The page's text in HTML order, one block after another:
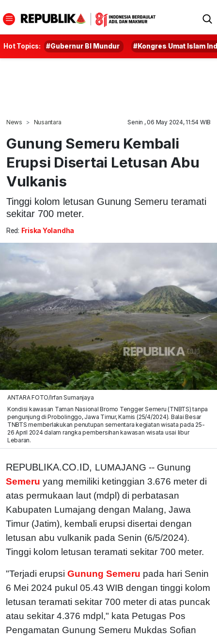
Hot Topics: #Gubernur BI Mundur #Kongres Umat Islam
News Nusantara Senin , 06 May 2024, 11:54 WIB
Gunung Semeru Kembali
Erupsi Disertai Letusan Abu
Vulkanis
Tinggi kolom letusan Gunung Semeru teramati
sekitar 700 meter.
Red: Friska Yolandha
ANTARA FOTO/Irfan Sumanjaya
Kondisi kawasan Taman Nasional Bromo Tengger Semeru (TNBTS) tanpa
pengunjung di Probolinggo, Jawa Timur, Kamis (25/4/2024). Balai Besar
TNBTS memberlakukan penutupan sementara kegiatan wisata pada 25-
26 April 2024 dalam rangka pembersihan kawasan wisata usai libur
Lebaran.
REPUBLIKA.CO.ID, LUMAJANG -- Gunung
Semeru yang memiliki ketinggian 3.676 meter di
atas permukaan laut (mdpl) di perbatasan
Kabupaten Lumajang dengan Malang, Jawa
Timur (Jatim), kembali erupsi disertai dengan
letusan abu vulkanik pada Senin (6/5/2024).
Tinggi kolom letusan teramati sekitar 700 meter.
"Terjadi erupsi Gunung Semeru pada hari Senin
6 Mei 2024 pukul 05.43 WIB dengan tinggi kolom
letusan teramati sekitar 700 meter di atas puncak
atau sekitar 4.376 mdpl," kata Petugas Pos
Pengamatan Gunung Semeru Mukdas Sofian